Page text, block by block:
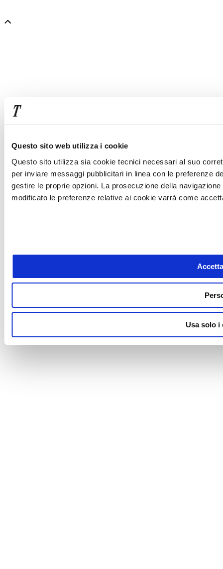
Questo sito web utilizza i cookie
Questo sito utilizza sia cookie tecnici necessari al suo
per inviare messaggi pubblicitari in linea con le preferenze
gestire le proprie opzioni. La prosecuzione della
modificato le preferenze relative ai cookie varrà come
Usa solo i